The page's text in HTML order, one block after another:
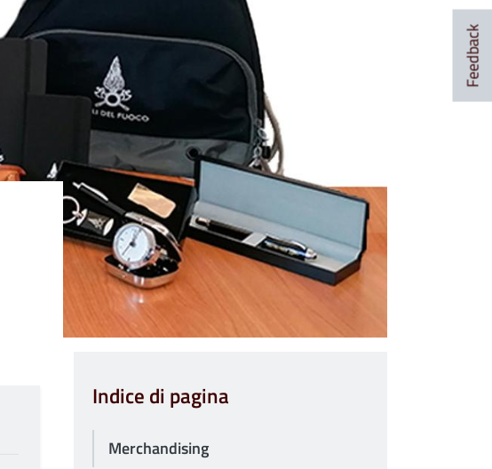
Indice di pagina
Merchandising
Feedback